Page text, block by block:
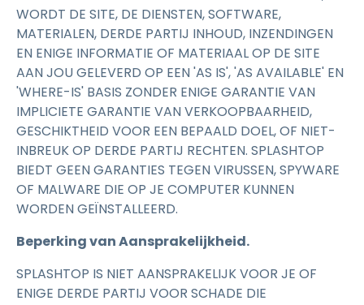
WORDT DE SITE, DE DIENSTEN, SOFTWARE,
MATERIALEN, DERDE PARTIJ INHOUD, INZENDINGEN
EN ENIGE INFORMATIE OF MATERIAAL OP DE SITE
AAN JOU GELEVERD OP EEN 'AS IS', 'AS AVAILABLE' EN
'WHERE-IS' BASIS ZONDER ENIGE GARANTIE VAN
IMPLICIETE GARANTIE VAN VERKOOPBAARHEID,
GESCHIKTHEID VOOR EEN BEPAALD DOEL, OF NIET-
INBREUK OP DERDE PARTIJ RECHTEN. SPLASHTOP
BIEDT GEEN GARANTIES TEGEN VIRUSSEN, SPYWARE
OF MALWARE DIE OP JE COMPUTER KUNNEN
WORDEN GEÏNSTALLEERD.
Beperking van Aansprakelijkheid.
SPLASHTOP IS NIET AANSPRAKELIJK VOOR JE OF
ENIGE DERDE PARTIJ VOOR SCHADE DIE